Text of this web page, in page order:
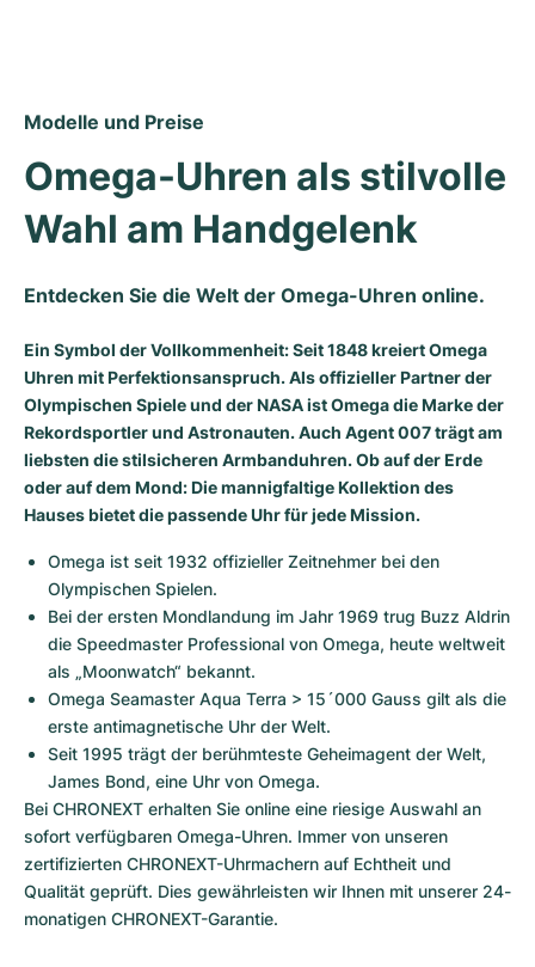
Modelle und Preise
Omega-Uhren als stilvolle
Wahl am Handgelenk
Entdecken Sie die Welt der Omega-Uhren online.
Ein Symbol der Vollkommenheit: Seit 1848 kreiert Omega
Uhren mit Perfektionsanspruch. Als offizieller Partner der
Olympischen Spiele und der NASA ist Omega die Marke der
Rekordsportler und Astronauten. Auch Agent 007 trägt am
liebsten die stilsicheren Armbanduhren. Ob auf der Erde
oder auf dem Mond: Die mannigfaltige Kollektion des
Hauses bietet die passende Uhr für jede Mission.
Omega ist seit 1932 offizieller Zeitnehmer bei den
Olympischen Spielen.
Bei der ersten Mondlandung im Jahr 1969 trug Buzz Aldrin
die Speedmaster Professional von Omega, heute weltweit
als „Moonwatch“ bekannt.
Omega Seamaster Aqua Terra > 15´000 Gauss gilt als die
erste antimagnetische Uhr der Welt.
Seit 1995 trägt der berühmteste Geheimagent der Welt,
James Bond, eine Uhr von Omega.
Bei CHRONEXT erhalten Sie online eine riesige Auswahl an
sofort verfügbaren Omega-Uhren. Immer von unseren
zertifizierten CHRONEXT-Uhrmachern auf Echtheit und
Qualität geprüft. Dies gewährleisten wir Ihnen mit unserer 24-
monatigen CHRONEXT-Garantie.